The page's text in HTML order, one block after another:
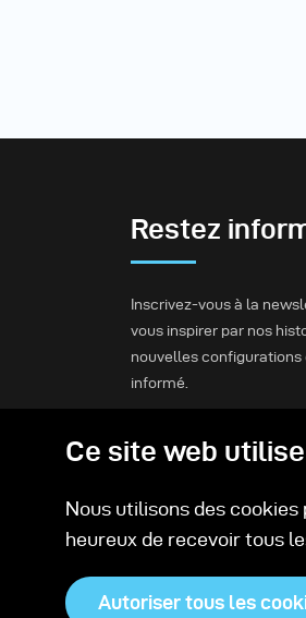
Restez
Inscrivez-vous à la
vous inspirer par nos
nouvelles
informé.
S'inscrire
Ce site web
Nous utilisons des
heureux de recevoir tous
Autoriser tous les